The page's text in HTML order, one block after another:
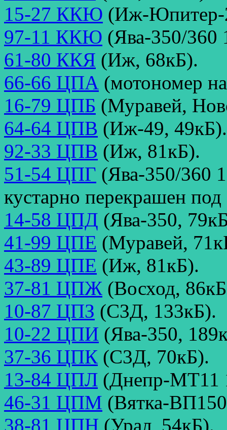
15-27 ККЮ (Иж-Юпитер-
97-11 ККЮ (Ява-350/360
61-80 ККЯ (Иж, 68кБ).
66-66 ЦПА (мотономер
16-79 ЦПБ (Муравей,
64-64 ЦПВ (Иж-49, 49кБ).
92-33 ЦПВ (Иж, 81кБ).
51-54 ЦПГ (Ява-350/360
кустарно перекрашен
14-58 ЦПД (Ява-350,
41-99 ЦПЕ (Муравей,
43-89 ЦПЕ (Иж, 81кБ).
37-81 ЦПЖ (Восход,
10-87 ЦПЗ (С3Д, 133кБ).
10-22 ЦПИ (Ява-350,
37-36 ЦПК (С3Д, 70кБ).
13-84 ЦПЛ (Днепр-МТ11
46-31 ЦПМ (Вятка-
38-81 ЦПН (Урал, 54кБ).